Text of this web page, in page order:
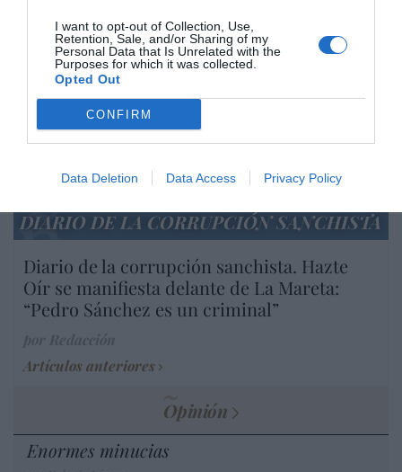
I want to opt-out of Collection, Use,
Retention, Sale, and/or Sharing of my
Personal Data that Is Unrelated with the
Purposes for which it was collected.
Opted Out
CONFIRM
Data Deletion Data Access Privacy Policy
Marcelo Gullo: “El trabajo de desmitificar la
historia, de poner la verdadera, de
desmontar la falsificación, es un trabajo
cristiano"
Artículos anteriores
DIARIO DE LA CORRUPCIÓN SANCHISTA
Diario de la corrupción sanchista. Hazte
Oír se manifiesta delante de La Mareta:
“Pedro Sánchez es un criminal”
Artículos anteriores
Opinión
Enormes minucias